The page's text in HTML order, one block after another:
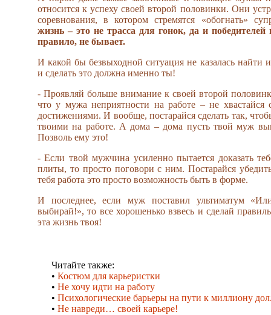
относится к успеху своей второй половинки. Они
соревнования, в котором стремятся «обогнать»
жизнь – это не трасса для гонок, да и победителей
правило, не бывает.
И какой бы безвыходной ситуация не казалась найти
и сделать это должна именно ты!
- Проявляй больше внимание к своей второй
что у мужа неприятности на работе – не хвастайся
достижениями. И вообще, постарайся сделать так,
твоими на работе. А дома – дома пусть твой муж
Позволь ему это!
- Если твой мужчина усиленно пытается доказать
плиты, то просто поговори с ним. Постарайся
тебя работа это просто возможность быть в форме.
И последнее, если муж поставил ультиматум
выбирай!», то все хорошенько взвесь и сделай
эта жизнь твоя!
Читайте также:
• Костюм для карьеристки
• Не хочу идти на работу
• Психологические барьеры на пути к миллиону
• Не навреди… своей карьере!